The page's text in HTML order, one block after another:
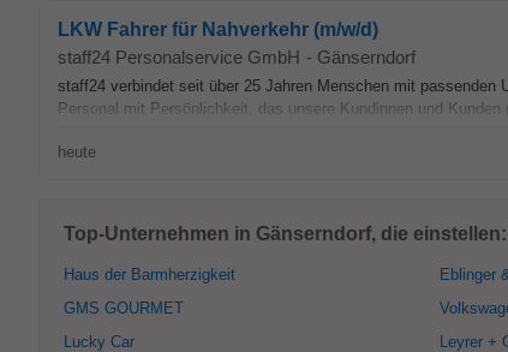
LKW Fahrer für Nahverkehr (m/w/d)
staff24 Personalservice GmbH - Gänserndorf
staff24 verbindet seit über 25 Jahren Menschen mit
Personal mit Persönlichkeit, das unsere Kundinnen und Kunden
heute
Top-Unternehmen in Gänserndorf, die einstellen:
Haus der Barmherzigkeit
GMS GOURMET
Lucky Car
Eblinger
Leyrer +